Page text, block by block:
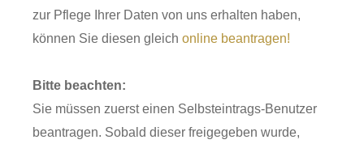
zur Pflege Ihrer Daten von uns erhalten haben,
können Sie diesen gleich online beantragen!
Bitte beachten:
Sie müssen zuerst einen Selbsteintrags-Benutzer
beantragen. Sobald dieser freigegeben wurde,